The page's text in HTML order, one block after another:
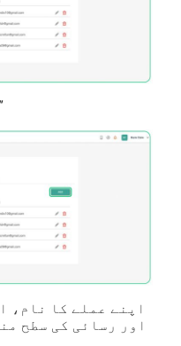
"شامل کریں"
اپنے عملے کا نام،
اور رسائی کی سطح